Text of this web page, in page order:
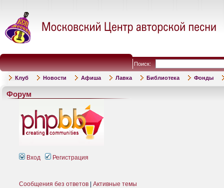
Поиск:
Клуб Новости Афиша Лавка Библиотека Фонды
Форум
Вход Регистрация
Сообщения без ответов Активные темы